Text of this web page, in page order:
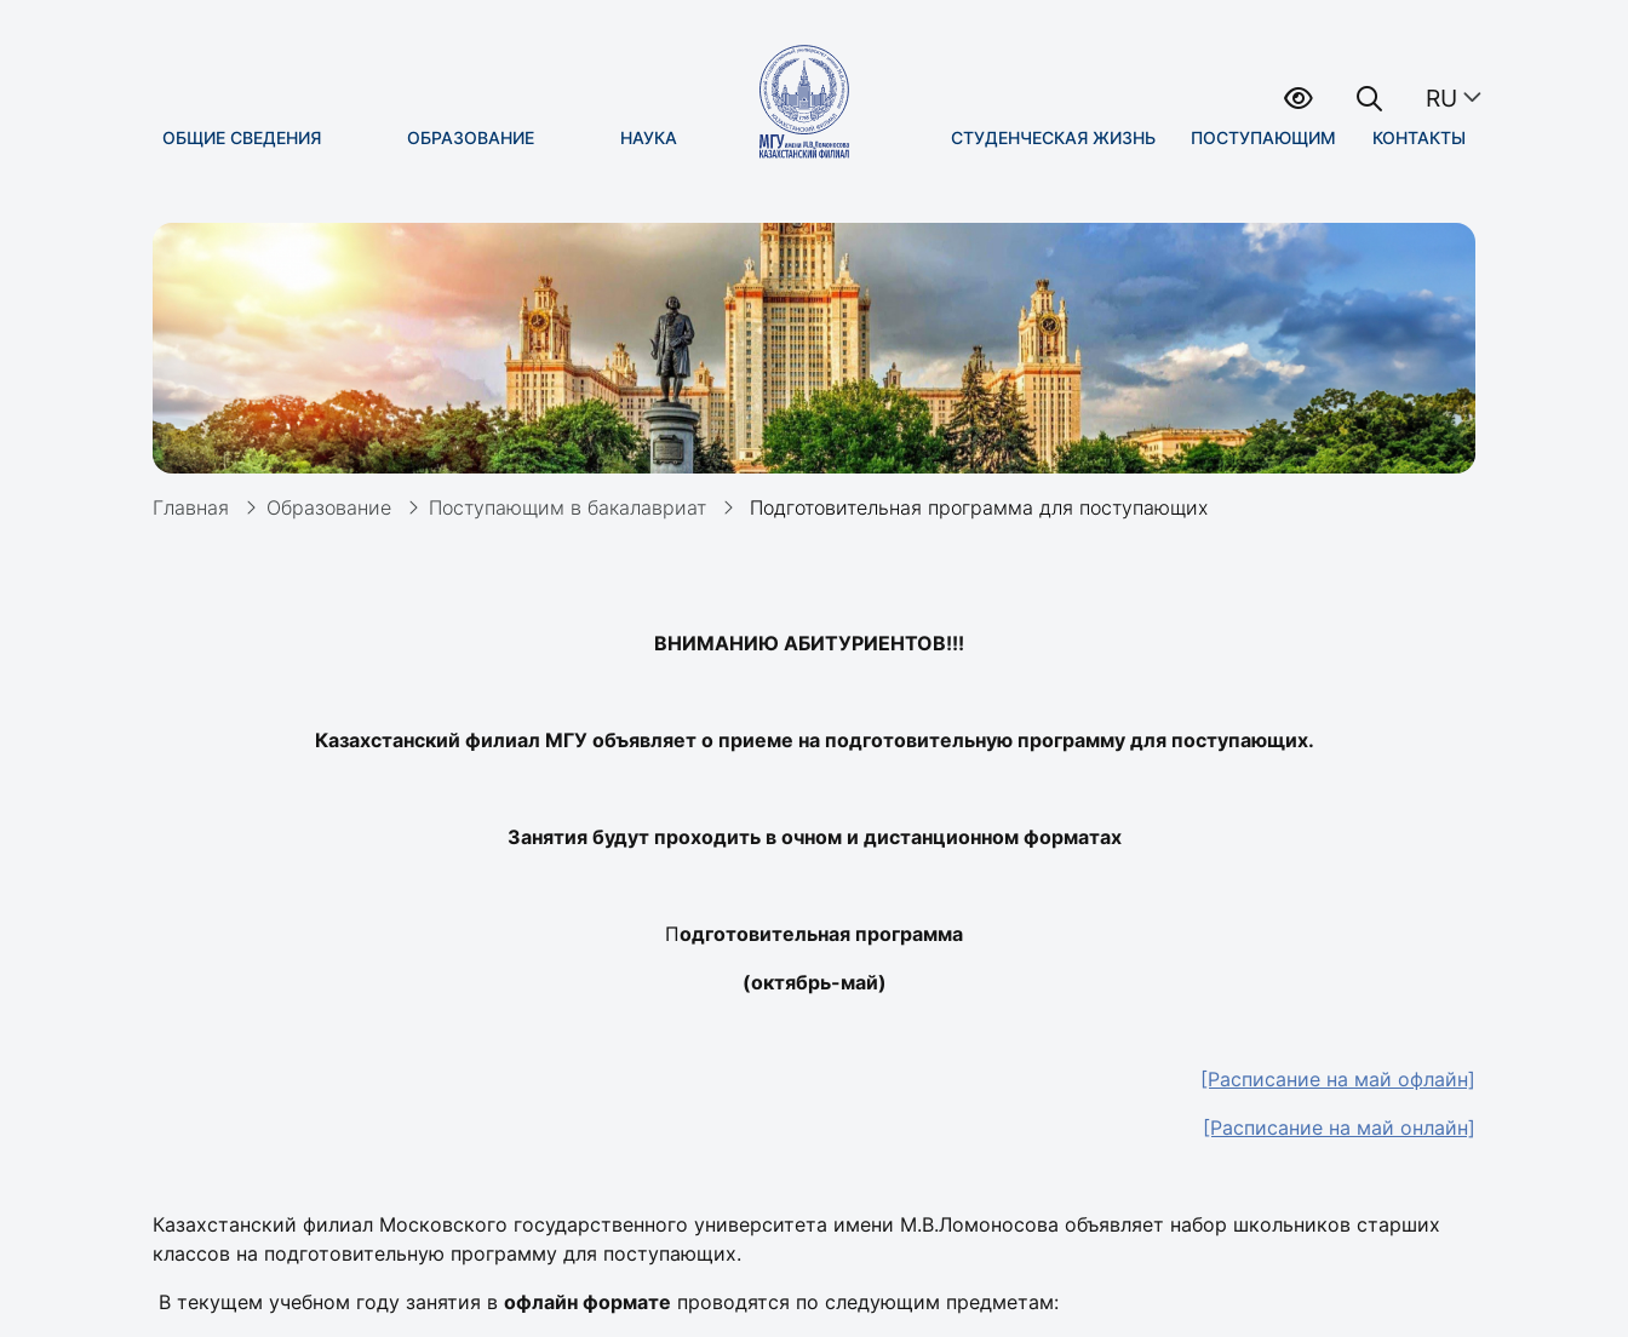
ОБЩИЕ СВЕДЕНИЯ ОБРАЗОВАНИЕ НАУКА СТУДЕНЧЕСКАЯ ЖИЗНЬ ПОСТУПАЮЩИМ КОНТАКТЫ
RU
Главная Образование Поступающим в бакалавриат Подготовительная программа для поступающих
ВНИМАНИЮ АБИТУРИЕНТОВ!!!
Казахстанский филиал МГУ объявляет о приеме на подготовительную программу для поступающих.
Занятия будут проходить в очном и дистанционном форматах
Подготовительная программа
(октябрь-май)
[Расписание на май офлайн]
[Расписание на май онлайн]
Казахстанский филиал Московского государственного университета имени М.В.Ломоносова объявляет набор школьников старших
классов на подготовительную программу для поступающих.
В текущем учебном году занятия в офлайн формате проводятся по следующим предметам: